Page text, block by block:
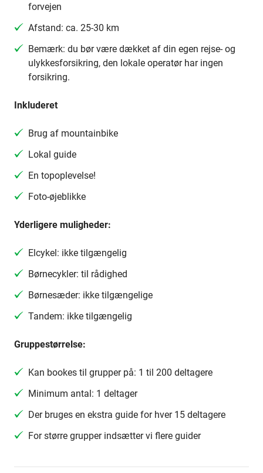
forvejen
Afstand: ca. 25-30 km
Bemærk: du bør være dækket af din egen rejse- og
ulykkesforsikring, den lokale operatør har ingen
forsikring.
Inkluderet
Brug af mountainbike
Lokal guide
En topoplevelse!
Foto-øjeblikke
Yderligere muligheder:
Elcykel: ikke tilgængelig
Børnecykler: til rådighed
Børnesæder: ikke tilgængelige
Tandem: ikke tilgængelig
Gruppestørrelse:
Kan bookes til grupper på: 1 til 200 deltagere
Minimum antal: 1 deltager
Der bruges en ekstra guide for hver 15 deltagere
For større grupper indsætter vi flere guider